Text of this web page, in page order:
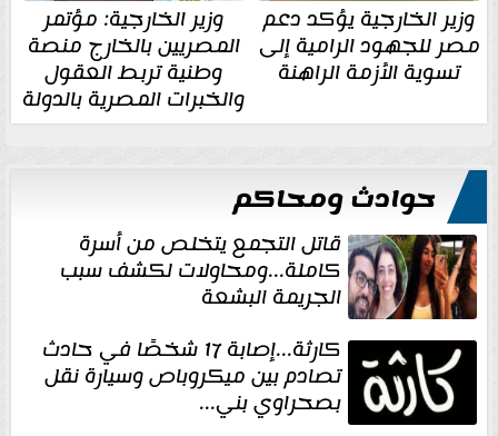
وزير الخارجية يؤكد دعم
مصر للجهود الرامية إلى
تسوية الأزمة الراهنة
وزير الخارجية: مؤتمر
المصريين بالخارج منصة
وطنية تربط العقول
والخبرات المصرية بالدولة
حوادث ومحاكم
قاتل التجمع يتخلص من أسرة
كاملة...ومحاولات لكشف سبب
الجريمة البشعة
كارثة...إصابة 17 شخصًا في حادث
تصادم بين ميكروباص وسيارة نقل
بصحراوي بني...